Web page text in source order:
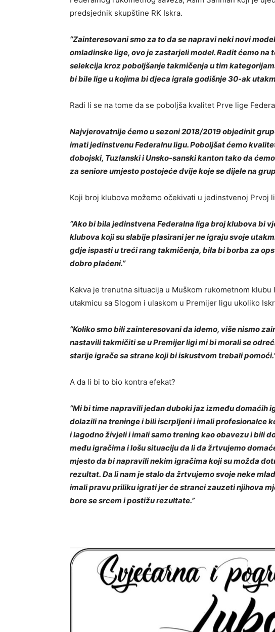
predsjednik skupštine RK Iskra.
“Zainteresovani smo za to da se napravi neki novi
omladinske lige, ovo je zastarjeli model. Radit ćemo
selekcija kroz poboljšanje takmičenja u tim
bi bile lige u kojima bi djeca igrala godišnje 30-ak
Radi li se na tome da se poboljša kvalitet Prve lige
Najvjerovatnije ćemo u sezoni 2018/2019 objedinit
imati jedinstvenu Federalnu ligu. Poboljšat ćemo
dobojski, Tuzlanski i Unsko-sanski kanton tako da
za seniore umjesto postojeće dvije koje se dijele na
Koji broj klubova možemo očekivati u jedinstvenoj Prvoj
“Ako bi bila jedinstvena Federalna liga broj klubova bi
klubova koji su slabije plasirani jer ne igraju svoje
gdje ispasti u treći rang takmičenja, bila bi borba za
dobro plaćeni.”
Kakva je trenutna situacija u Muškom rukometnom
utakmicu sa Slogom i ulaskom u Premijer ligu ukoliko
“Koliko smo bili zainteresovani da idemo, više nismo
nastavili takmičiti se u Premijer ligi mi bi morali se
starije igrače sa strane koji bi iskustvom trebali
A da li bi to bio kontra efekat?
“Mi bi time napravili jedan duboki jaz između domaćih
dolazili na treninge i bili iscrpljeni i imali profesionalce
i lagodno živjeli i imali samo trening kao obavezu i bili
među igračima i lošu situaciju da li da žrtvujemo
mjesto da bi napravili nekim igračima koji su možda
rezultat. Da li nam je stalo da žrtvujemo svoje neke
imali pravu priliku igrati jer će stranci zauzeti njihova
bore se srcem i postižu rezultate.”